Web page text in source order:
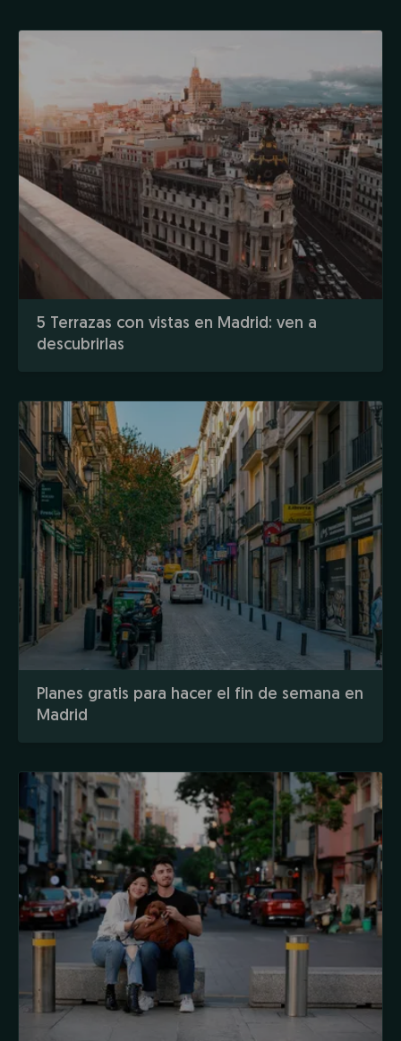
5 Terrazas con vistas en Madrid: ven a
descubrirlas
Planes gratis para hacer el fin de semana en
Madrid